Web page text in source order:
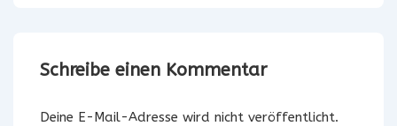
Schreibe einen Kommentar
Deine E-Mail-Adresse wird nicht veröffentlicht.